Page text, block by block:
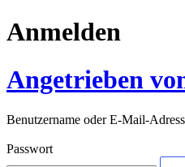
Anmelden
Angetrieben
Benutzername oder E-Mail-
Passwort